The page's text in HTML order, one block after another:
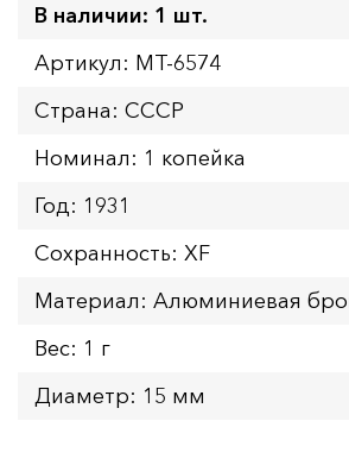
В наличии: 1 шт.
Артикул: MT-6574
Страна: СССР
Номинал: 1 копейка
Год: 1931
Сохранность: XF
Материал: Алюминиевая
Вес: 1 г
Диаметр: 15 мм